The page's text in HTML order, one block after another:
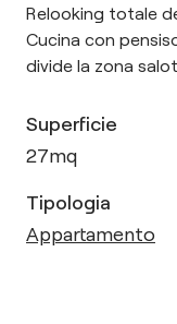
Relooking totale
Cucina con
divide la zona
Superficie
27mq
Tipologia
Appartamento